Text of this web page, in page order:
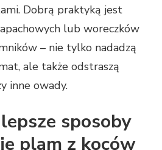
Dobrą praktyką jest
lub woreczków
– nie tylko nadadzą
ale także odstraszą
inne owady.
sposoby
plam z koców